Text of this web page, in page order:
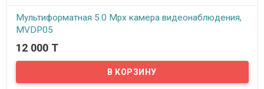
Мультиформатная 5.0 Mpx камера видеонаблюдения,
MVDP05
В наличии
Предлагаем внутренние мультиформатные AHD/CVI/TVI/CVBS 5.0
Mpx камеры видеонаблюдения от MackVision. Для создания этих
камер использовались передовые технологии проектирования и
12 000 T